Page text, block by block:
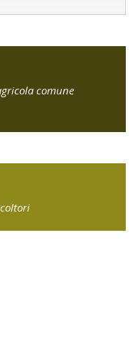
comune